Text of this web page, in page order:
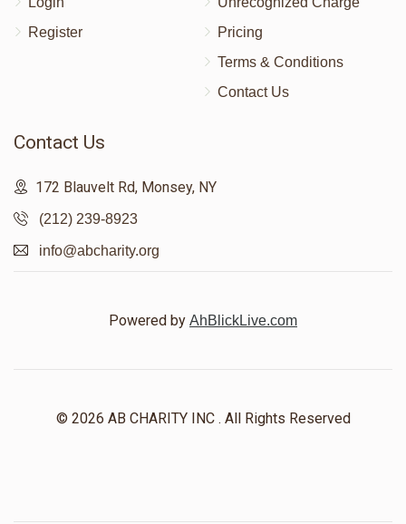
Register
Pricing
Terms & Conditions
Contact Us
Contact Us
172 Blauvelt Rd, Monsey, NY
(212) 239-8923
info@abcharity.org
Powered by AhBlickLive.com
© 2026 AB CHARITY INC . All Rights Reserved